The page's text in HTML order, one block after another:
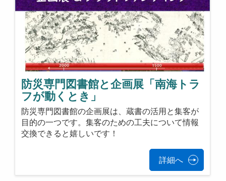
防災専門図書館と企画展「南海トラ
フが動くとき」
防災専門図書館の企画展は、蔵書の活用と集客が
目的の一つです。集客のための工夫について情報
交換できると嬉しいです！
詳細へ